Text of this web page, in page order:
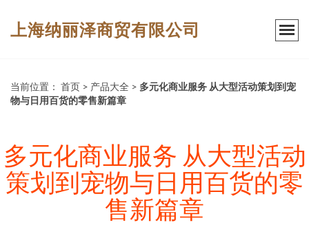
上海纳丽泽商贸有限公司
当前位置： 首页 > 产品大全 > 多元化商业服务 从大型活动策划到宠
物与日用百货的零售新篇章
多元化商业服务 从大型活动
策划到宠物与日用百货的零
售新篇章